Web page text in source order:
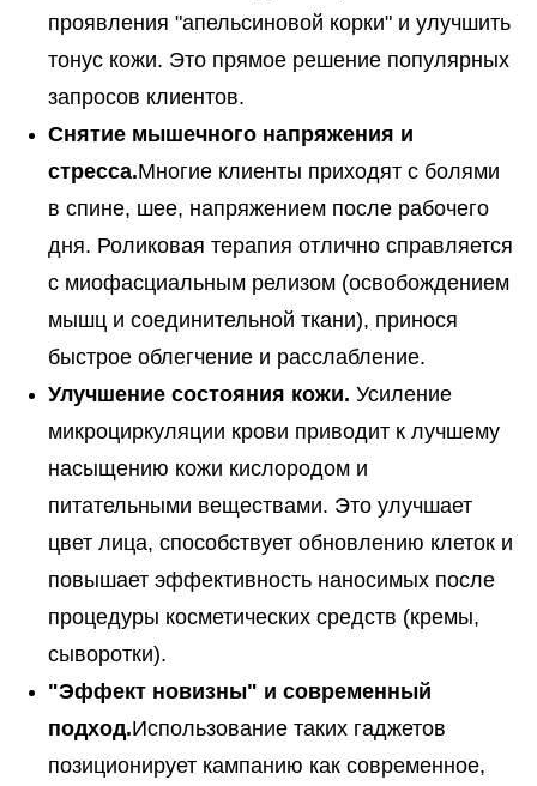
проявления "апельсиновой корки" и улучшить
тонус кожи. Это прямое решение популярных
запросов клиентов.
Снятие мышечного напряжения и
стресса.Многие клиенты приходят с болями
в спине, шее, напряжением после рабочего
дня. Роликовая терапия отлично справляется
с миофасциальным релизом (освобождением
мышц и соединительной ткани), принося
быстрое облегчение и расслабление.
Улучшение состояния кожи. Усиление
микроциркуляции крови приводит к лучшему
насыщению кожи кислородом и
питательными веществами. Это улучшает
цвет лица, способствует обновлению клеток и
повышает эффективность наносимых после
процедуры косметических средств (кремы,
сыворотки).
"Эффект новизны" и современный
подход.Использование таких гаджетов
позиционирует кампанию как современное,